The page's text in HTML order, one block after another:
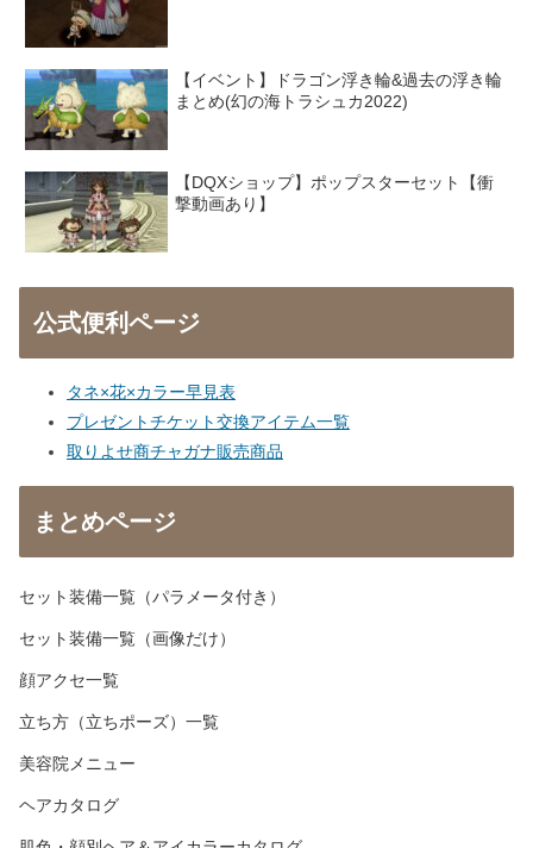
【イベント】ドラゴン浮き輪&過去の浮き輪
まとめ(幻の海トラシュカ2022)
【DQXショップ】ポップスターセット【衝
撃動画あり】
公式便利ページ
タネ×花×カラー早見表
プレゼントチケット交換アイテム一覧
取りよせ商チャガナ販売商品
まとめページ
セット装備一覧（パラメータ付き）
セット装備一覧（画像だけ）
顔アクセ一覧
立ち方（立ちポーズ）一覧
美容院メニュー
ヘアカタログ